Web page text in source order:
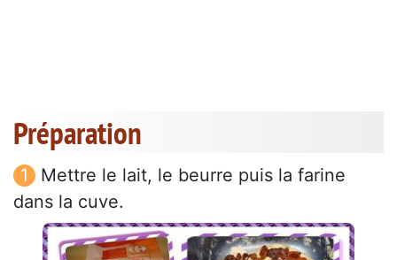
Préparation
Mettre le lait, le beurre puis la farine
dans la cuve.